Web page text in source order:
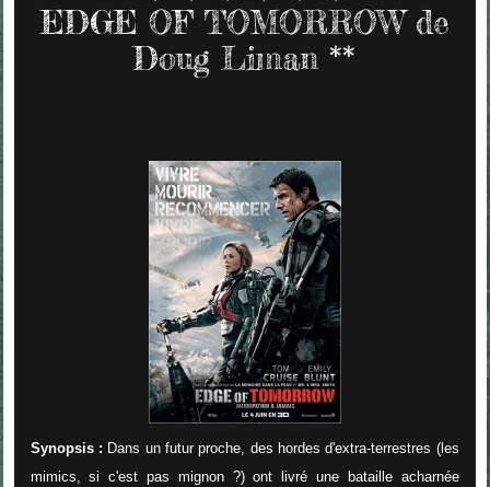
EDGE OF TOMORROW de
Doug Liman **
Synopsis : Dans un futur proche, des hordes d'extra-terrestres (les
mimics, si c'est pas mignon ?) ont livré une bataille acharnée